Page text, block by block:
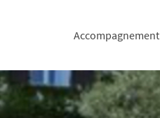
Accompagnement